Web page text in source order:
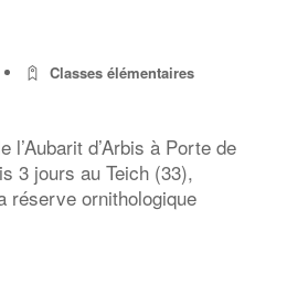
Classes élémentaires
l’Aubarit d’Arbis à Porte de
3 jours au Teich (33),
réserve ornithologique